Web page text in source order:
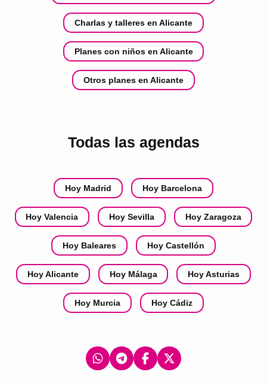
Charlas y talleres en Alicante
Planes con niños en Alicante
Otros planes en Alicante
Todas las agendas
Hoy Madrid Hoy Barcelona
Hoy Valencia Hoy Sevilla Hoy Zaragoza
Hoy Baleares Hoy Castellón
Hoy Alicante Hoy Málaga Hoy Asturias
Hoy Murcia Hoy Cádiz